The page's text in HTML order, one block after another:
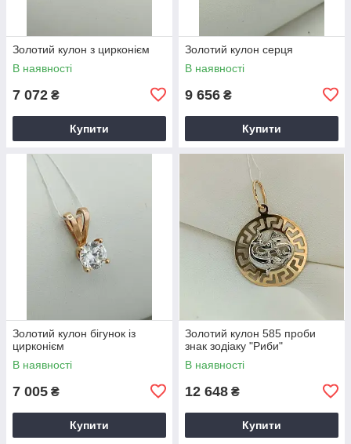
Золотий кулон з цирконієм
В наявності
7 072 ₴
Купити
Золотий кулон серця
В наявності
9 656 ₴
Купити
Золотий кулон бігунок із
цирконієм
В наявності
7 005 ₴
Купити
Золотий кулон 585 проби
знак зодіаку "Риби"
В наявності
12 648 ₴
Купити